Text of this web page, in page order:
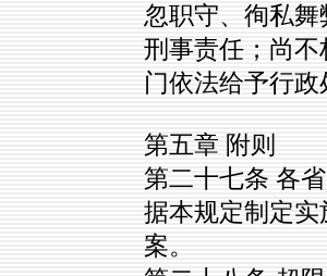
忽职守、徇私
刑事责任；尚
门依法给予行政
第五章 附则
第二十七条 各
据本规定制定
案。